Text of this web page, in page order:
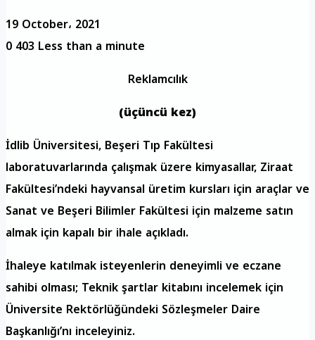
19 October، 2021
0403 Less than a minute
Reklamcılık
(üçüncü kez)
İdlib Üniversitesi, Beşeri Tıp Fakültesi
laboratuvarlarında çalışmak üzere kimyasallar, Ziraat
Fakültesi’ndeki hayvansal üretim kursları için araçlar ve
Sanat ve Beşeri Bilimler Fakültesi için malzeme satın
almak için kapalı bir ihale açıkladı.
İhaleye katılmak isteyenlerin deneyimli ve eczane
sahibi olması; Teknik şartlar kitabını incelemek için
Üniversite Rektörlüğündeki Sözleşmeler Daire
Başkanlığı’nı inceleyiniz.